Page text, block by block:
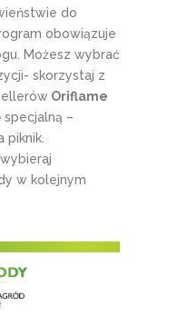
do
obowiązuje
Możesz wybrać
skorzystaj z
Oriflame
–
piknik.
w kolejnym